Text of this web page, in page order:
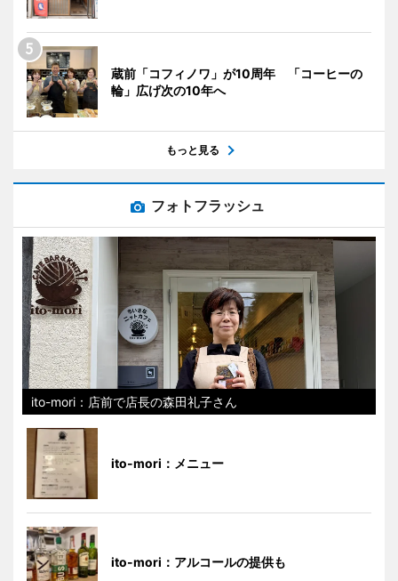
蔵前「コフィノワ」が10周年 「コーヒーの
輪」広げ次の10年へ
もっと見る
フォトフラッシュ
ito-mori：店前で店長の森田礼子さん
ito-mori：メニュー
ito-mori：アルコールの提供も